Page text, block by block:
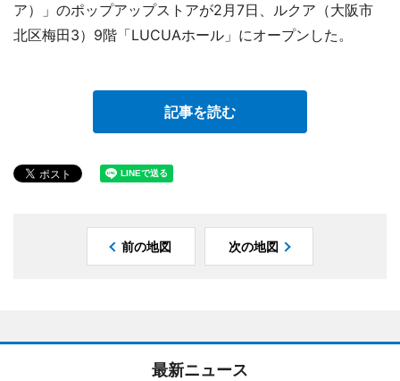
ア）」のポップアップストアが2月7日、ルクア（大阪市
北区梅田3）9階「LUCUAホール」にオープンした。
記事を読む
前の地図 次の地図
最新ニュース